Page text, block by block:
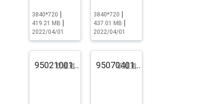
3840*720
419.21 MB
2022/04/01
3840*720
437.01 MB
2022/04/01
95021001.pst.zip
双通道 95070401.pst.zip
双通道